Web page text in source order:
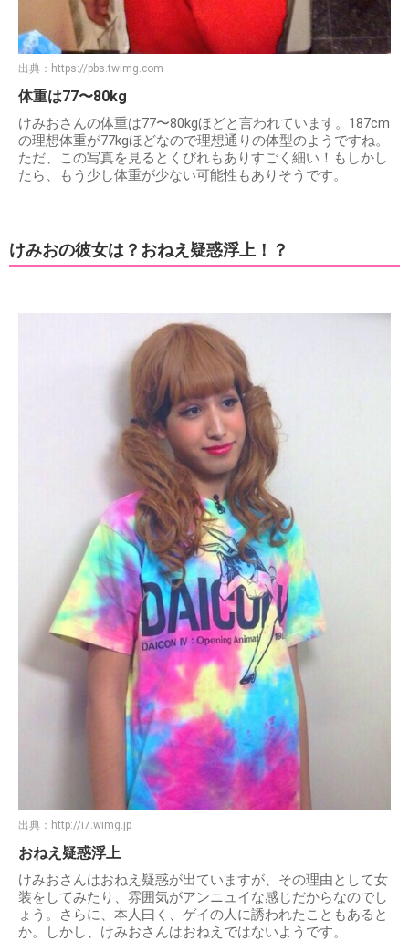
出典： https://pbs.twimg.com
体重は77〜80kg
けみおさんの体重は77〜80kgほどと言われています。187cm
の理想体重が77kgほどなので理想通りの体型のようですね。
ただ、この写真を見るとくびれもありすごく細い！もしかし
たら、もう少し体重が少ない可能性もありそうです。
けみおの彼女は？おねえ疑惑浮上！？
出典： http://i7.wimg.jp
おねえ疑惑浮上
けみおさんはおねえ疑惑が出ていますが、その理由として女
装をしてみたり、雰囲気がアンニュイな感じだからなのでし
ょう。さらに、本人曰く、ゲイの人に誘われたこともあると
か。しかし、けみおさんはおねえではないようです。